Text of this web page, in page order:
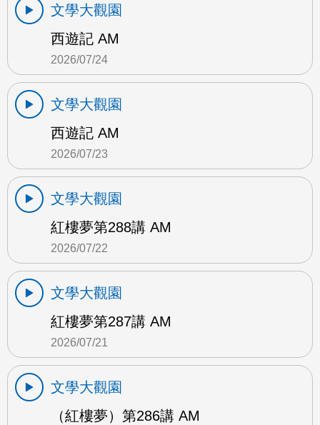
文學大觀園
西遊記 AM
2026/07/24
文學大觀園
西遊記 AM
2026/07/23
文學大觀園
紅樓夢第288講 AM
2026/07/22
文學大觀園
紅樓夢第287講 AM
2026/07/21
文學大觀園
（紅樓夢）第286講 AM